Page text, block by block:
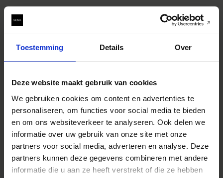
Toestemming Details Over
Deze website maakt gebruik van cookies
We gebruiken cookies om content en advertenties te
personaliseren, om functies voor social media te bieden
en om ons websiteverkeer te analyseren. Ook delen we
informatie over uw gebruik van onze site met onze
partners voor social media, adverteren en analyse. Deze
partners kunnen deze gegevens combineren met andere
informatie die u aan ze heeft verstrekt of die ze hebben